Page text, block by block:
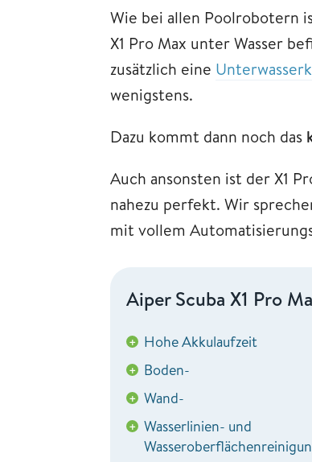
Wie bei allen Poolrobotern
X1 Pro Max unter Wasser
zusätzlich eine
wenigstens.
Dazu kommt dann noch das
Auch ansonsten ist der X1
nahezu perfekt. Wir
mit vollem
Aiper Scuba X1 Pro
+ Hohe Akkulaufzeit
+ Boden-
+ Wand-
+ Wasserlinien- und